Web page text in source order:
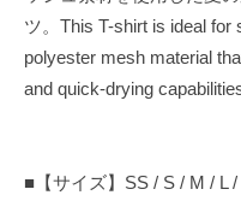
ツ。This T-shirt is ideal
polyester mesh material
and quick-drying
■【サイズ】SS / S / M / L /